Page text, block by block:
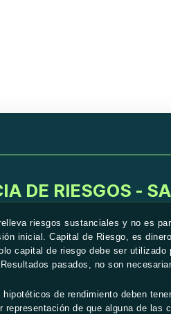
DE RIESGOS -
riesgos sustanciales y no es
inicial. Capital de Riesgo, es
capital de riesgo debe ser
pasados, no son
hipotéticos de rendimiento deben
de que alguna de las